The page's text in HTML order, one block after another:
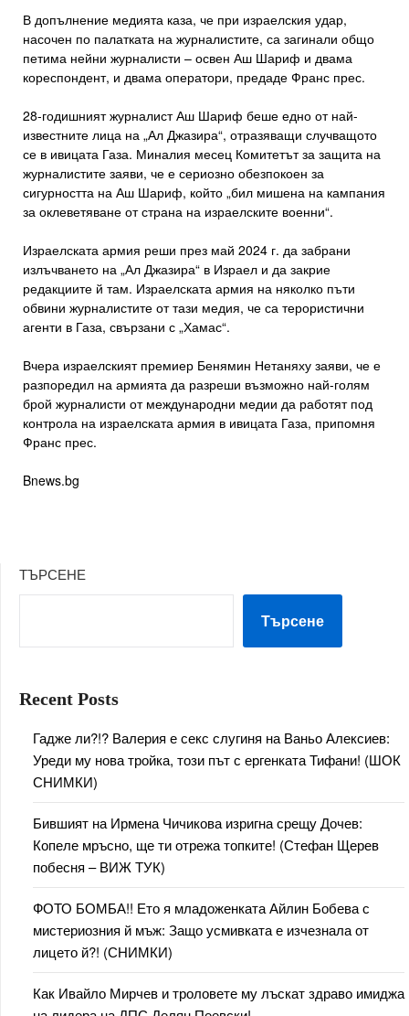
В допълнение медията каза, че при израелския удар,
насочен по палатката на журналистите, са загинали общо
петима нейни журналисти – освен Аш Шариф и двама
кореспондент, и двама оператори, предаде Франс прес.
28-годишният журналист Аш Шариф беше едно от най-
известните лица на „Ал Джазира“, отразяващи случващото
се в ивицата Газа. Миналия месец Комитетът за защита на
журналистите заяви, че е сериозно обезпокоен за
сигурността на Аш Шариф, който „бил мишена на кампания
за оклеветяване от страна на израелските военни“.
Израелската армия реши през май 2024 г. да забрани
излъчването на „Ал Джазира“ в Израел и да закрие
редакциите й там. Израелската армия на няколко пъти
обвини журналистите от тази медия, че са терористични
агенти в Газа, свързани с „Хамас“.
Вчера израелският премиер Бенямин Нетаняху заяви, че е
разпоредил на армията да разреши възможно най-голям
брой журналисти от международни медии да работят под
контрола на израелската армия в ивицата Газа, припомня
Франс прес.
Bnews.bg
ТЪРСЕНЕ
Търсене
Recent Posts
Гадже ли?!? Валерия е секс слугиня на Ваньо Алексиев:
Уреди му нова тройка, този път с ергенката Тифани! (ШОК
СНИМКИ)
Бившият на Ирмена Чичикова изригна срещу Дочев:
Копеле мръсно, ще ти отрежа топките! (Стефан Щерев
побесня – ВИЖ ТУК)
ФОТО БОМБА!! Ето я младоженката Айлин Бобева с
мистериозния й мъж: Защо усмивката е изчезнала от
лицето й?! (СНИМКИ)
Как Ивайло Мирчев и троловете му лъскат здраво имиджа